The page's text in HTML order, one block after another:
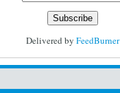
Delivered by FeedBurner